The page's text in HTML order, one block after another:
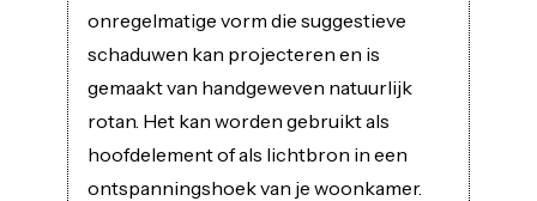
onregelmatige vorm die suggestieve
schaduwen kan projecteren en is
gemaakt van handgeweven natuurlijk
rotan. Het kan worden gebruikt als
hoofdelement of als lichtbron in een
ontspanningshoek van je woonkamer.